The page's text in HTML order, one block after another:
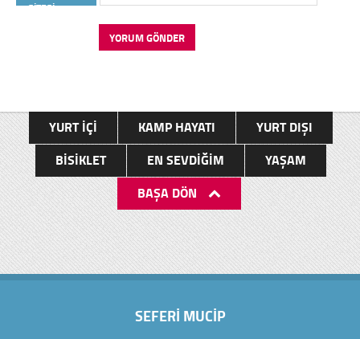
SITESI
YURT İÇI KAMP HAYATI
YURT DIŞI
BISIKLET
EN SEVDIĞIM
YAŞAM
BAŞA DÖN
SEFERI MUCIP